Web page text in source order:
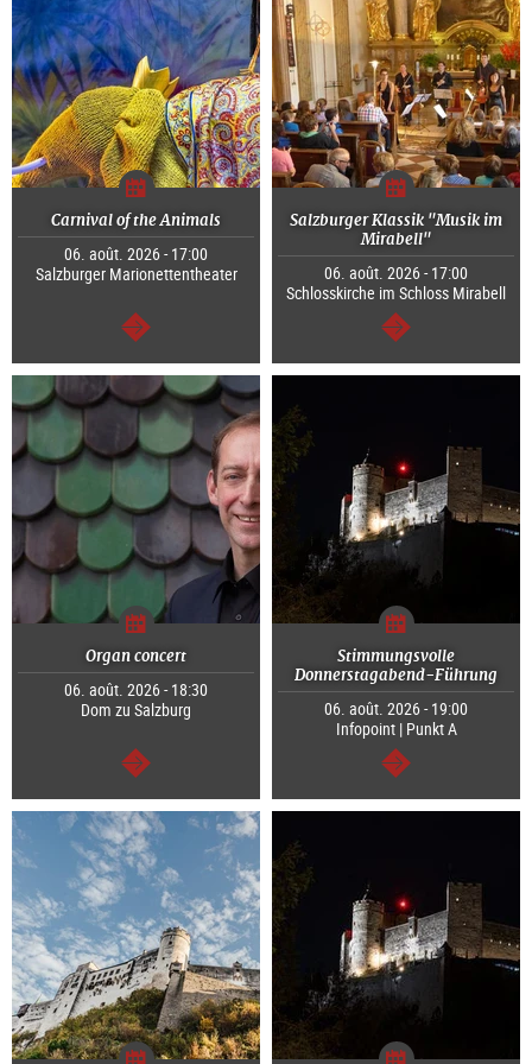
Carnival of the Animals
06. août. 2026 - 17:00
Salzburger Marionettentheater
Continuer
Salzburger Klassik "Musik im
Mirabell"
06. août. 2026 - 17:00
Schlosskirche im Schloss Mirabell
Continuer
Organ concert
06. août. 2026 - 18:30
Dom zu Salzburg
Continuer
Stimmungsvolle
Donnerstagabend-Führung
06. août. 2026 - 19:00
Infopoint | Punkt A
Continuer